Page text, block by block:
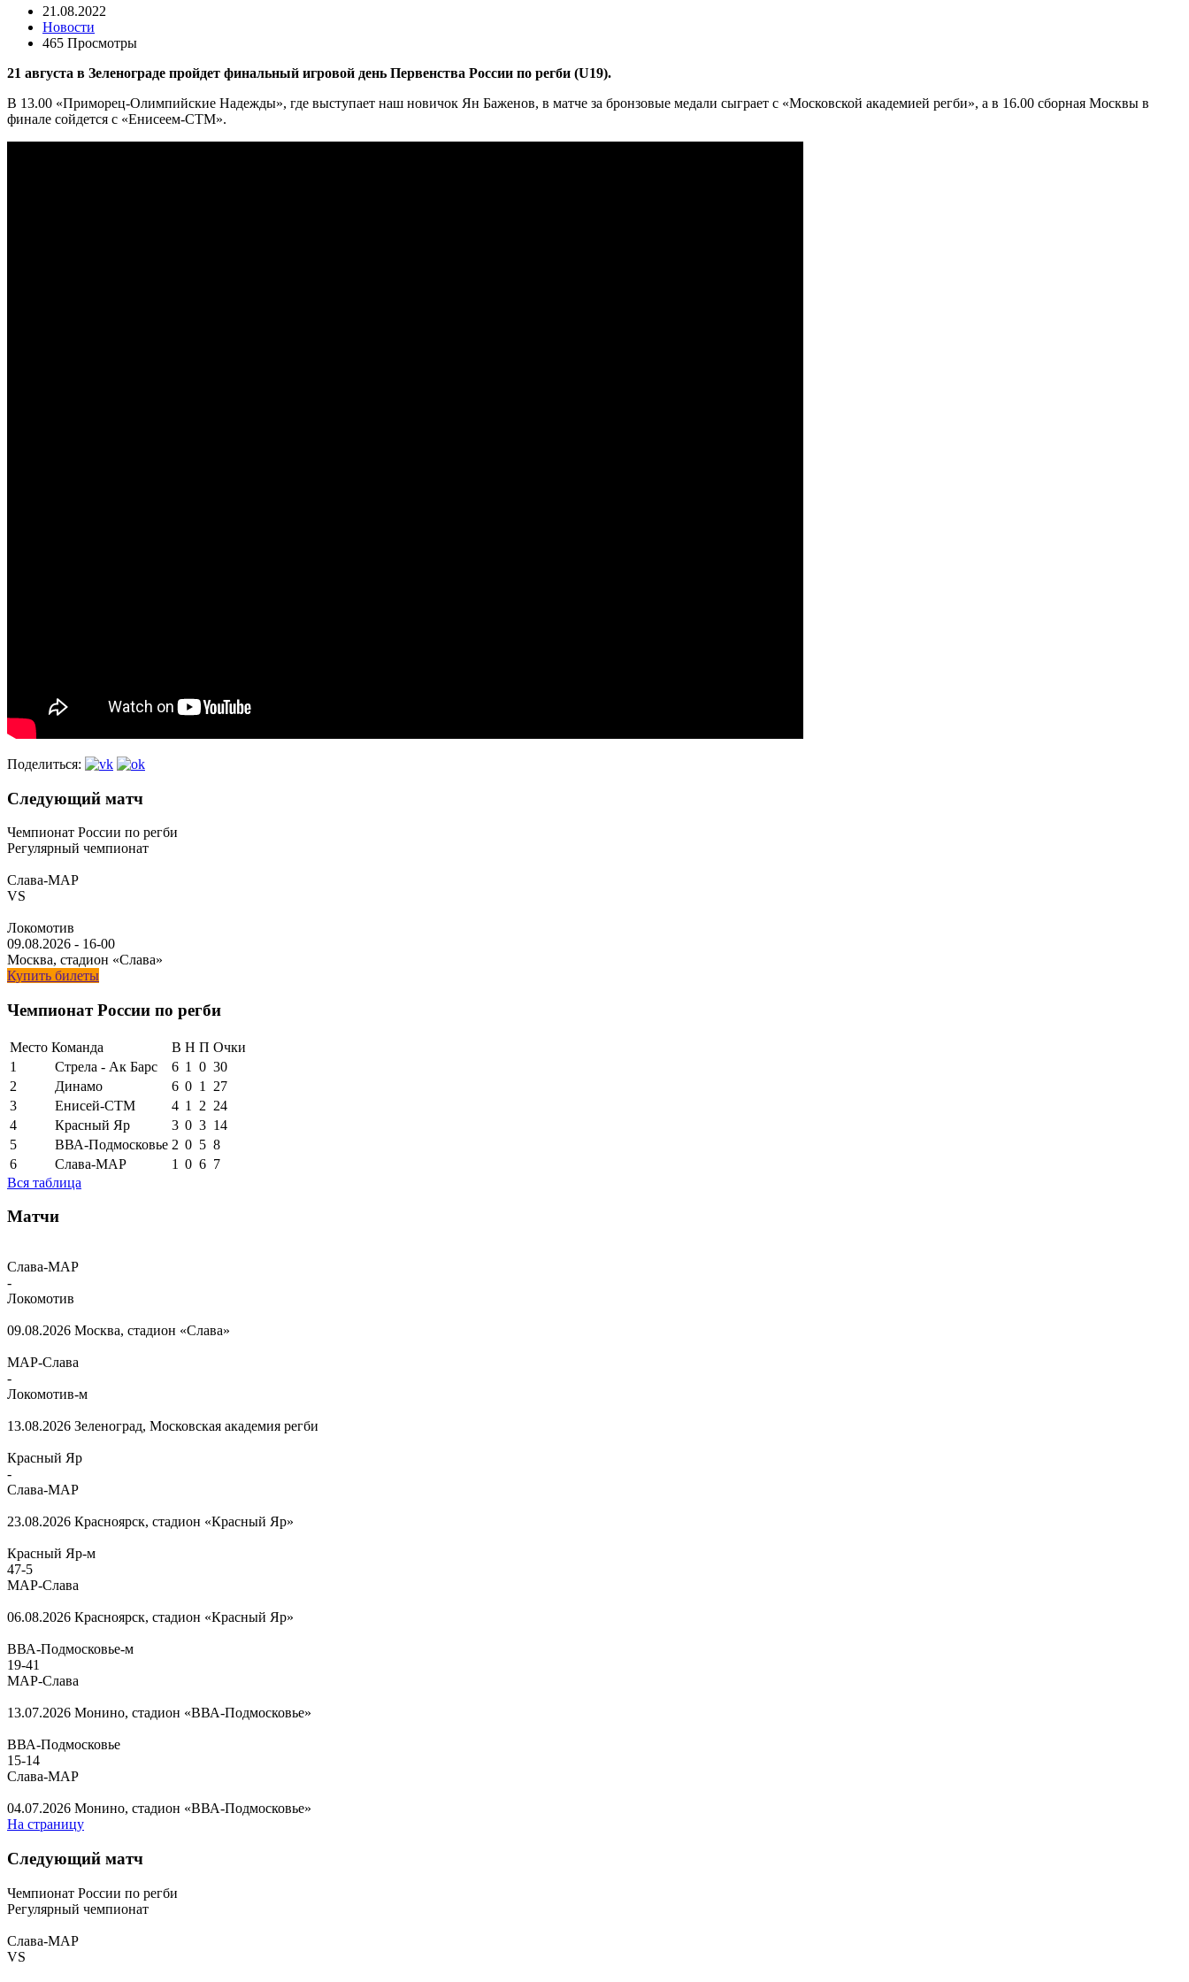
21.08.2022
Новости
465 Просмотры
21 августа в Зеленограде пройдет финальный игровой день Первенства России по регби (U19).
В 13.00 «Приморец-Олимпийские Надежды», где выступает наш новичок Ян Баженов, в матче за бронзовые медали сыграет с «Московской академией регби», а в 16.00 сборная Москвы в
финале сойдется с «Енисеем-СТМ».
Поделиться:
Следующий матч
Чемпионат России по регби
Регулярный чемпионат
Слава-МАР
VS
Локомотив
09.08.2026 - 16-00
Москва, стадион «Слава»
Купить билеты
Чемпионат России по регби
Место Команда В Н П Очки
1
Стрела - Ак Барс 6 1 0 30
2
Динамо 6 0 1
27
3
Енисей-СТМ 4 1 2 24
4
Красный Яр 3 0 3 14
5
ВВА-Подмосковье 2 0 5 8
6
Слава-МАР 1 0 6 7
Вся таблица
Матчи
Слава-МАР
-
Локомотив
09.08.2026 Москва, стадион «Слава»
МАР-Слава
-
Локомотив-м
13.08.2026 Зеленоград, Московская академия регби
Красный Яр
-
Слава-МАР
23.08.2026 Красноярск, стадион «Красный Яр»
Красный Яр-м
47-5
МАР-Слава
06.08.2026 Красноярск, стадион «Красный Яр»
ВВА-Подмосковье-м
19-41
МАР-Слава
13.07.2026 Монино, стадион «ВВА-Подмосковье»
ВВА-Подмосковье
15-14
Слава-МАР
04.07.2026 Монино, стадион «ВВА-Подмосковье»
На страницу
Следующий матч
Чемпионат России по регби
Регулярный чемпионат
Слава-МАР
VS